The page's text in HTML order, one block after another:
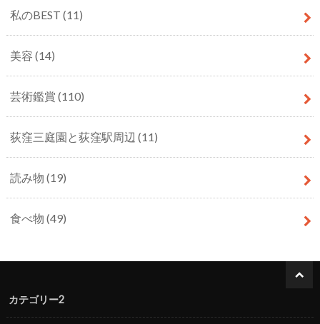
私のBEST (11)
美容 (14)
芸術鑑賞 (110)
荻窪三庭園と荻窪駅周辺 (11)
読み物 (19)
食べ物 (49)
カテゴリー2